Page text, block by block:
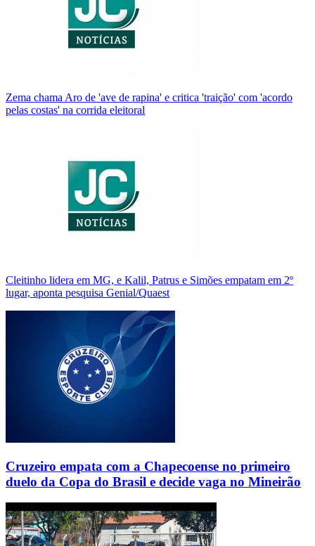
Zema chama Aro de 'ave de rapina' e critica 'traição' com 'acordo
pelas costas' na corrida eleitoral
Cleitinho lidera em MG, e Kalil, Patrus e Simões empatam em 2º
lugar, aponta pesquisa Genial/Quaest
Cruzeiro empata com a Chapecoense no primeiro
duelo da Copa do Brasil e decide vaga no Mineirão